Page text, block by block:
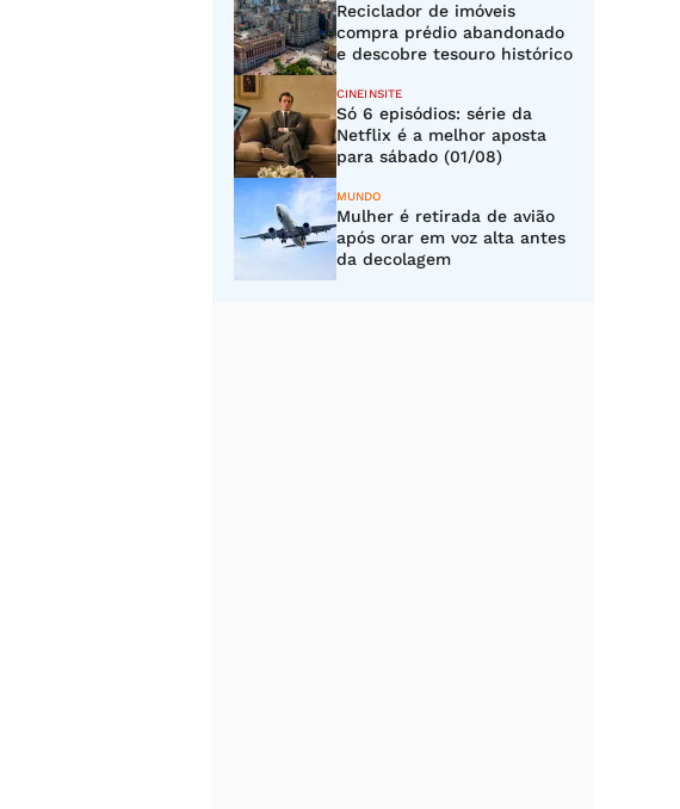
Reciclador de imóveis
compra prédio abandonado
e descobre tesouro histórico
CINEINSITE
Só 6 episódios: série da
Netflix é a melhor aposta
para sábado (01/08)
MUNDO
Mulher é retirada de avião
após orar em voz alta antes
da decolagem